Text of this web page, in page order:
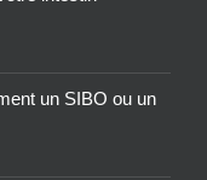
un SIBO ou un